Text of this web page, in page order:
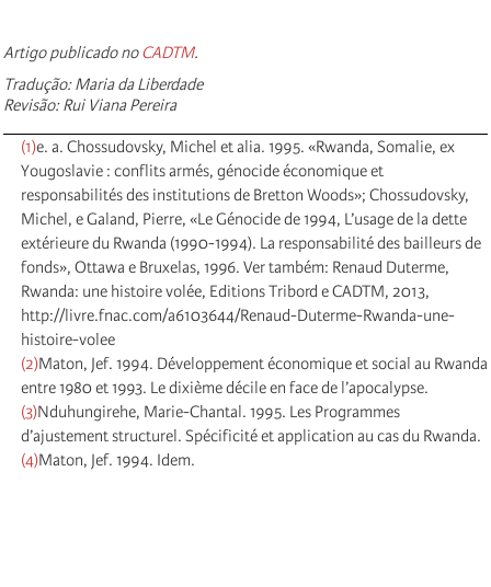
Artigo publicado noCADTM.
Tradução: Maria da Liberdade
Revisão: Rui Viana Pereira
(1)e. a. Chossudovsky, Michel et alia. 1995. «Rwanda, Somalie, ex
Yougoslavie : conflits armés, génocide économique et
responsabilités des institutions de Bretton Woods»; Chossudovsky,
Michel, e Galand, Pierre, «Le Génocide de 1994, L’usage de la dette
extérieure du Rwanda (1990-1994). La responsabilité des bailleurs de
fonds», Ottawa e Bruxelas, 1996. Ver também: Renaud Duterme,
Rwanda: une histoire volée, Editions Tribord e CADTM, 2013,
http://livre.fnac.com/a6103644/Renaud-Duterme-Rwanda-une-
histoire-volee
(2)Maton, Jef. 1994. Développement économique et social au Rwanda
entre 1980 et 1993. Le dixième décile en face de l’apocalypse.
(3)Nduhungirehe, Marie-Chantal. 1995. Les Programmes
d’ajustement structurel. Spécificité et application au cas du Rwanda.
(4)Maton, Jef. 1994. Idem.